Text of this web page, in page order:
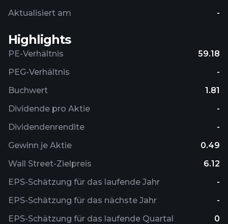
Aktualisiert am
-
Highlights
PE-Verhältnis
59.18
PEG-Verhältnis
-
Buchwert
1.81
Dividende pro Aktie
-
Dividendenrendite
-
Gewinn je Aktie
0.49
Wall Street-Zielpreis
6.12
EPS-Schätzung für das laufende Jahr
-
EPS-Schätzung für das nächste Jahr
-
EPS-Schätzung für das laufende Quartal
0